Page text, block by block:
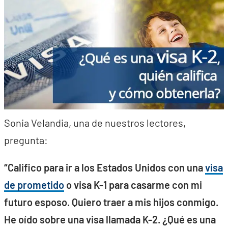
Sonia Velandia, una de nuestros lectores,
pregunta:
“Califico para ir a los Estados Unidos con unavisa
de prometido o visa K-1 para casarme con mi
futuro esposo. Quiero traer a mis hijos conmigo.
He oído sobre una visa llamada K-2. ¿Qué es una